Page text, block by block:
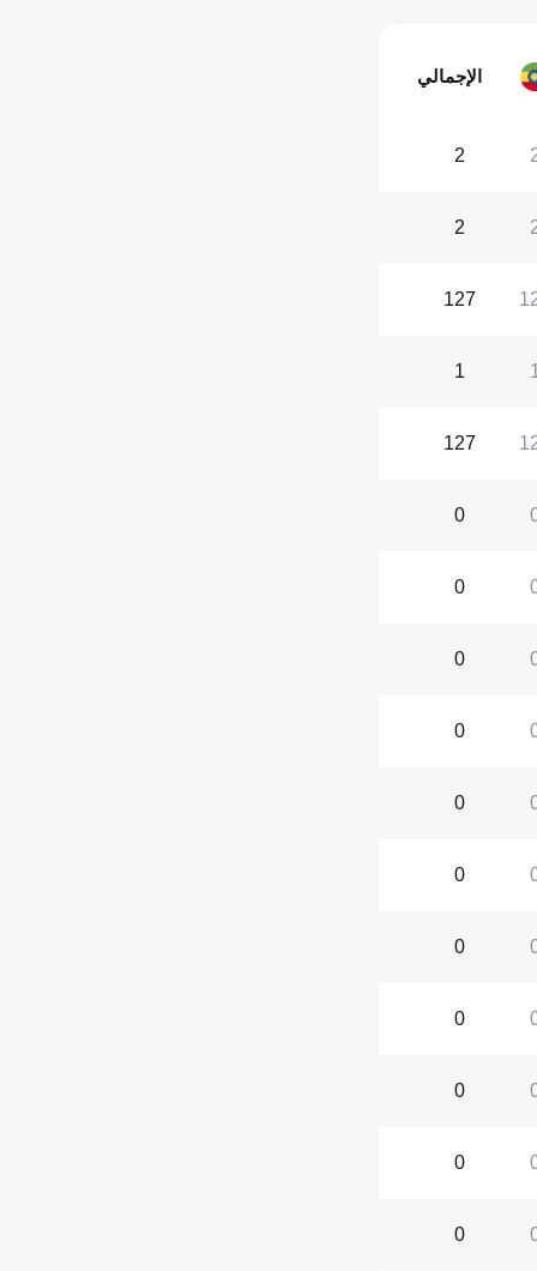
الإجمالي
2
2
127
1
1
127
0
0
0
0
0
0
0
0
0
0
0